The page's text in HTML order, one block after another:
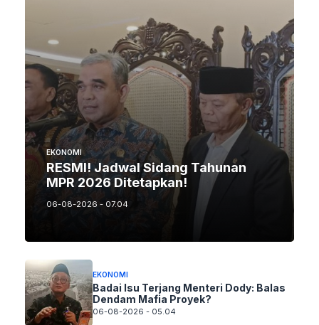
EKONOMI
RESMI! Jadwal Sidang Tahunan
MPR 2026 Ditetapkan!
06-08-2026 - 07.04
EKONOMI
Badai Isu Terjang Menteri Dody: Balas
Dendam Mafia Proyek?
06-08-2026 - 05.04